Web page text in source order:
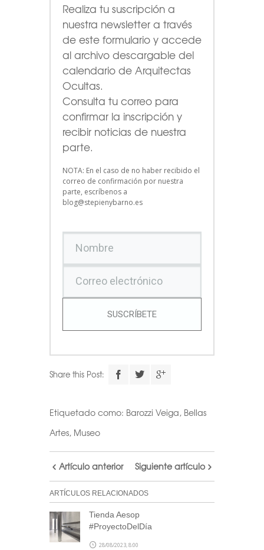
Realiza tu suscripción a
nuestra newsletter a través
de este formulario y accede
al archivo descargable del
calendario de Arquitectas
Ocultas.
Consulta tu correo para
confirmar la inscripción y
recibir noticias de nuestra
parte.
NOTA: En el caso de no haber recibido el
correo de confirmación por nuestra
parte, escríbenos a
blog@stepienybarno.es
SUSCRÍBETE
Share this Post:
Etiquetado como: Barozzi Veiga, Bellas
Artes, Museo
Artículo anterior Siguiente artículo
ARTÍCULOS RELACIONADOS
Tienda Aesop
#ProyectoDelDía
28/08/2023, 8:00